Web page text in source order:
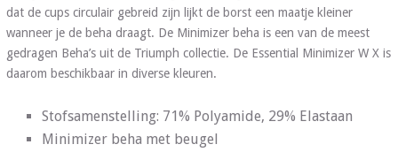
dat de cups circulair gebreid zijn lijkt de borst een maatje kleiner
wanneer je de beha draagt. De Minimizer beha is een van de meest
gedragen Beha’s uit de Triumph collectie. De Essential Minimizer W X is
daarom beschikbaar in diverse kleuren.
Stofsamenstelling: 71% Polyamide, 29% Elastaan
Minimizer beha met beugel